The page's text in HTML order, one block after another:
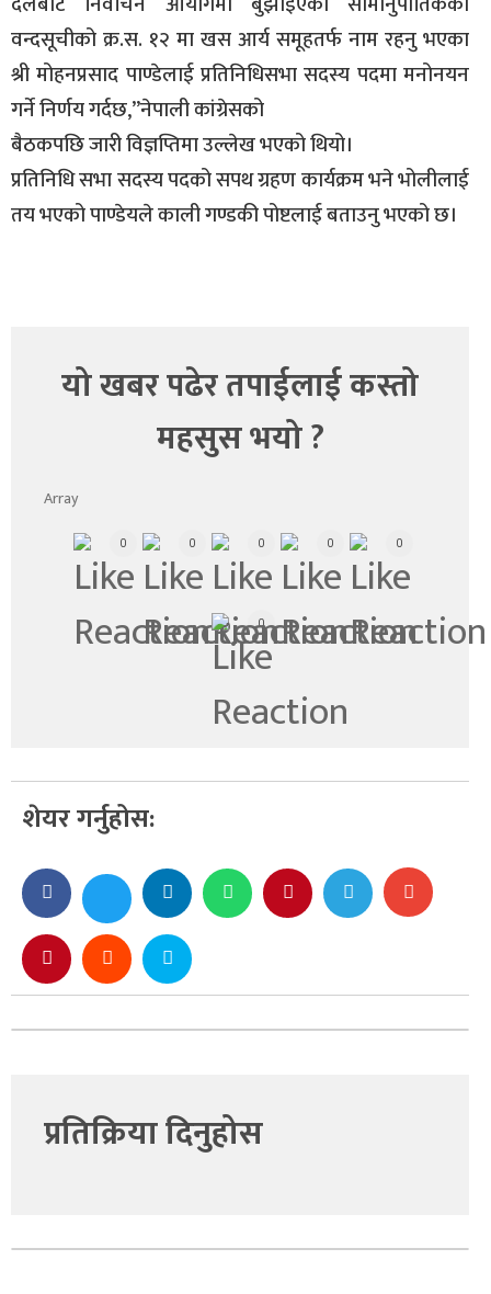
वन्दसूचीको क्र.स. १२ मा खस आर्य समूहतर्फ नाम रहनु भएका
श्री मोहनप्रसाद पाण्डेलाई प्रतिनिधिसभा सदस्य पदमा मनोनयन
गर्ने निर्णय गर्दछ,”नेपाली कांग्रेसको
बैठकपछि जारी विज्ञप्तिमा उल्लेख भएको थियो।
प्रतिनिधि सभा सदस्य पदको सपथ ग्रहण कार्यक्रम भने भोलीलाई
तय भएको पाण्डेयले काली गण्डकी पोष्टलाई बताउनु भएको छ।
यो खबर पढेर तपाईलाई कस्तो
महसुस भयो ?
Array
0 0 0 0 0
0
शेयर गर्नुहोस:
प्रतिक्रिया दिनुहोस